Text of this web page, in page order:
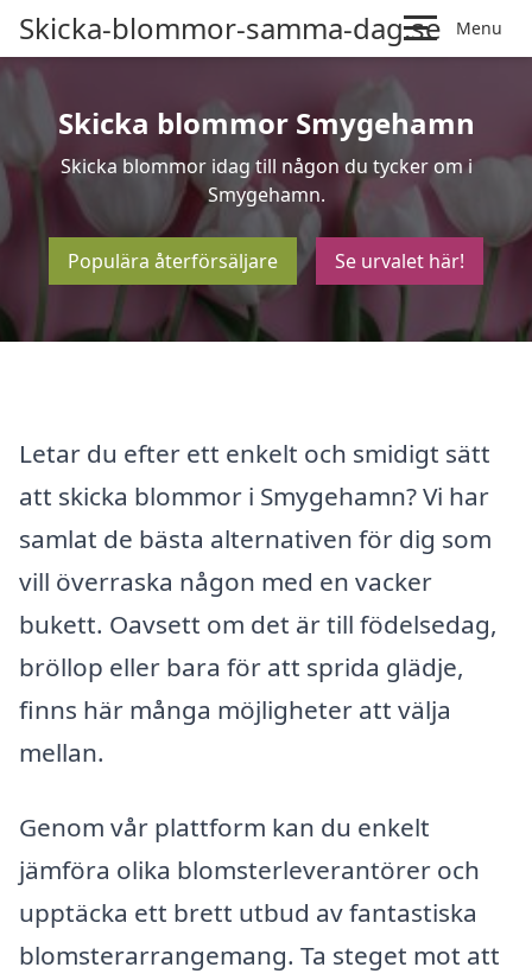
Skicka-blommor-samma-dag.se Menu
Skicka blommor Smygehamn
Skicka blommor idag till någon du tycker om i
Smygehamn.
Populära återförsäljare Se urvalet här!
Letar du efter ett enkelt och smidigt sätt
att skicka blommor i Smygehamn? Vi har
samlat de bästa alternativen för dig som
vill överraska någon med en vacker
bukett. Oavsett om det är till födelsedag,
bröllop eller bara för att sprida glädje,
finns här många möjligheter att välja
mellan.
Genom vår plattform kan du enkelt
jämföra olika blomsterleverantörer och
upptäcka ett brett utbud av fantastiska
blomsterarrangemang. Ta steget mot att